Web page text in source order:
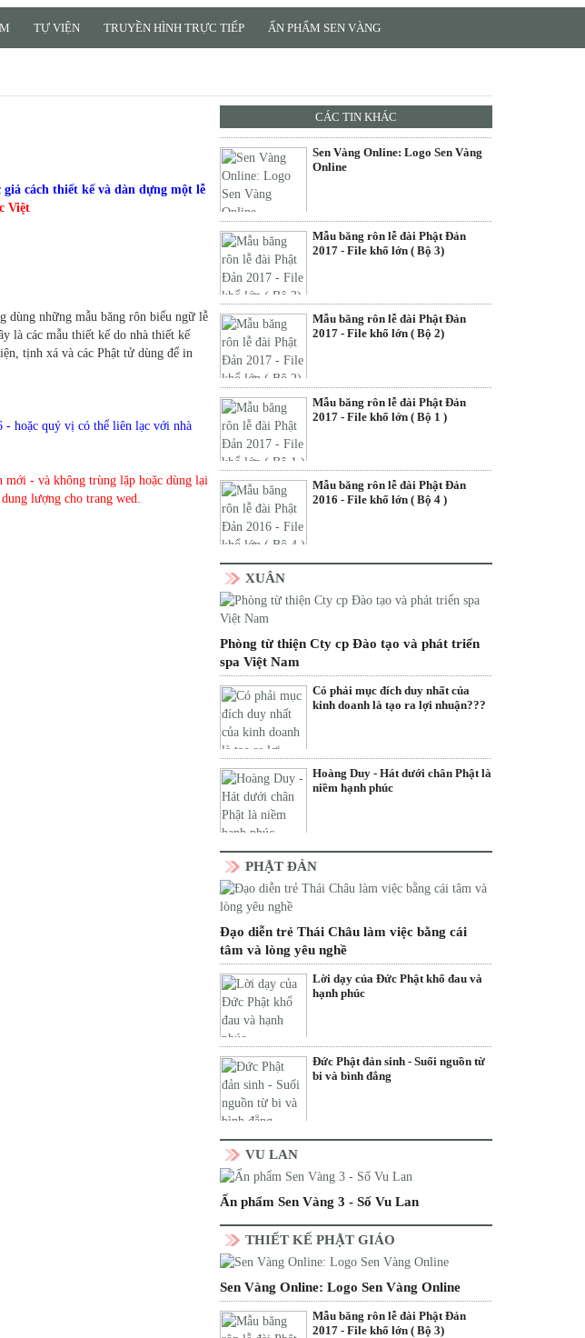
TỰ VIỆN TRUYỀN HÌNH TRỰC TIẾP ẤN PHẨM SEN VÀNG
cách thiết kế và dàn dựng một lễ
Việt
dùng những mẫu băng rôn biểu ngữ lễ
là các mẫu thiết kế do nhà thiết kế
tịnh xá và các Phật tử dùng để in
hoặc quý vị có thể liên lạc với nhà
mới - và không trùng lặp hoặc dùng lại
lượng cho trang wed.
CÁC TIN KHÁC
Sen Vàng Online: Logo Sen Vàng
Online
Mẫu băng rôn lễ đài Phật Đản
2017 - File khổ lớn ( Bộ 3)
Mẫu băng rôn lễ đài Phật Đản
2017 - File khổ lớn ( Bộ 2)
Mẫu băng rôn lễ đài Phật Đản
2017 - File khổ lớn ( Bộ 1 )
Mẫu băng rôn lễ đài Phật Đản
2016 - File khổ lớn ( Bộ 4 )
XUÂN
Phòng từ thiện Cty cp Đào tạo và phát triển
spa Việt Nam
Có phải mục đích duy nhất của
kinh doanh là tạo ra lợi nhuận???
Hoàng Duy - Hát dưới chân Phật là
niềm hạnh phúc
PHẬT ĐẢN
Đạo diễn trẻ Thái Châu làm việc bằng cái
tâm và lòng yêu nghề
Lời dạy của Đức Phật khổ đau và
hạnh phúc
Đức Phật đản sinh - Suối nguồn từ
bi và bình đẳng
VU LAN
Ấn phẩm Sen Vàng 3 - Số Vu Lan
THIẾT KẾ PHẬT GIÁO
Sen Vàng Online: Logo Sen Vàng Online
Mẫu băng rôn lễ đài Phật Đản
2017 - File khổ lớn ( Bộ 3)